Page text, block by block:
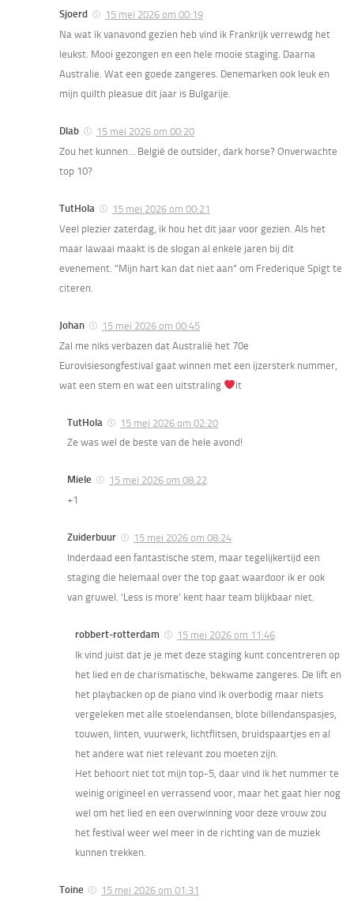
Sjoerd
15 mei 2026 om 00:19
Na wat ik vanavond gezien heb vind ik Frankrijk verrewdg het
leukst. Mooi gezongen en een hele mooie staging. Daarna
Australie. Wat een goede zangeres. Denemarken ook leuk en
mijn quilth pleasue dit jaar is Bulgarije.
Dlab
15 mei 2026 om 00:20
Zou het kunnen… België de outsider, dark horse? Onverwachte
top 10?
TutHola
15 mei 2026 om 00:21
Veel plezier zaterdag, ik hou het dit jaar voor gezien. Als het
maar lawaai maakt is de slogan al enkele jaren bij dit
evenement. “Mijn hart kan dat niet aan” om Frederique Spigt te
citeren.
Johan
15 mei 2026 om 00:45
Zal me niks verbazen dat Australië het 70e
Eurovisiesongfestival gaat winnen met een ijzersterk nummer,
wat een stem en wat een uitstraling
it
TutHola
15 mei 2026 om 02:20
Ze was wel de beste van de hele avond!
Miele
15 mei 2026 om 08:22
+1
Zuiderbuur
15 mei 2026 om 08:24
Inderdaad een fantastische stem, maar tegelijkertijd een
staging die helemaal over the top gaat waardoor ik er ook
van gruwel. ‘Less is more’ kent haar team blijkbaar niet.
robbert-rotterdam
15 mei 2026 om 11:46
Ik vind juist dat je je met deze staging kunt concentreren op
het lied en de charismatische, bekwame zangeres. De lift en
het playbacken op de piano vind ik overbodig maar niets
vergeleken met alle stoelendansen, blote billendanspasjes,
touwen, linten, vuurwerk, lichtflitsen, bruidspaartjes en al
het andere wat niet relevant zou moeten zijn.
Het behoort niet tot mijn top-5, daar vind ik het nummer te
weinig origineel en verrassend voor, maar het gaat hier nog
wel om het lied en een overwinning voor deze vrouw zou
het festival weer wel meer in de richting van de muziek
kunnen trekken.
Toine 15 mei 2026 om 01:31